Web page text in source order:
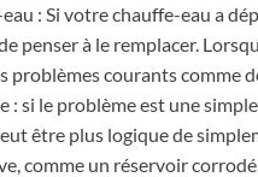
eau : Si votre chauffe-eau a
penser à le remplacer.
problèmes courants comme
: si le problème est une
être plus logique de
comme un réservoir